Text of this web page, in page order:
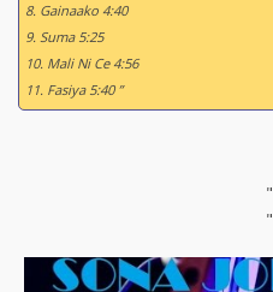
8. Gainaako 4:40
9. Suma 5:25
10. Mali Ni Ce 4:56
11. Fasiya 5:40 ”
"
"